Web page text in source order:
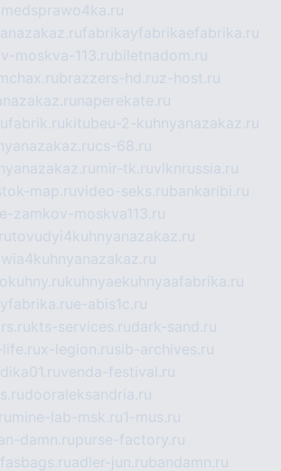
medsprawo4ka.ru
fabrikayfabrikaefabrika.ru
moskva-113.rubiletnadom.ru
brazzers-hd.ruz-host.ru
naperekate.ru
kitubeu-2-kuhnyanazakaz.ru
cs-68.ru
mir-tk.ruvlknrussia.ru
map.ruvideo-seks.rubankaribi.ru
zamkov-moskva113.ru
tovudyi4kuhnyanazakaz.ru
kuhnyaekuhnyaafabrika.ru
e-abis1c.ru
kts-services.rudark-sand.ru
x-legion.rusib-archives.ru
venda-festival.ru
dooraleksandria.ru
mine-lab-msk.ru1-mus.ru
damn.rupurse-factory.ru
fasbags.ruadler-jun.rubandamn.ru